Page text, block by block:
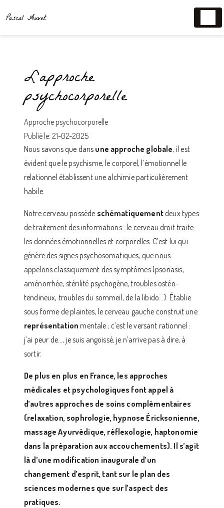
L’approche
psychocorporelle
Approche psychocorporelle
Publié le: 21-02-2025
Nous savons que dans une approche globale, il est
évident que le psychisme, le corporel, l’émotionnel le
relationnel établissent une alchimie particulièrement
habile.
Notre cerveau possède schématiquement deux types
de traitement des informations : le cerveau droit traite
les données émotionnelles et corporelles. C’est lui qui
génère des signes psychosomatiques, que nous
appelons classiquement des symptômes (psoriasis,
aménorrhée, stérilité psychogène, troubles ostéo-
tendineux, troubles du sommeil, de la libido…). Établie
sous forme de plaintes, le cerveau gauche construit une
représentation mentale ; c’est le versant rationnel :
j’ai peur de…, je suis angoissé, je n’arrive pas à dire, à
sortir.
De plus en plus en France, les approches
médicales et psychologiques font appel à
d’autres approches de soins complémentaires
(relaxation, sophrologie, hypnose Éricksonienne,
massage Ayurvédique, réflexologie, haptonomie
dans la préparation aux accouchements). Il s’agit
là d’une modification inaugurale d’un
changement d’esprit, tant sur le plan des
sciences modernes que sur l’aspect des
pratiques.